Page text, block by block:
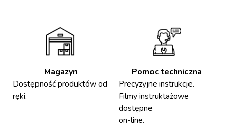
Magazyn
Dostępność produktów od
ręki.
Pomoc techniczna
Precyzyjne instrukcje.
Filmy instruktażowe
dostępne
on-line.